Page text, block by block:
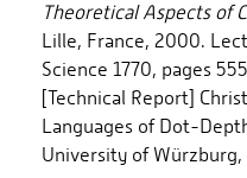
Theoretical Aspects of
Lille, France, 2000.
Science 1770, pages
[Technical Report]
Languages of Dot-
University of Würzburg,